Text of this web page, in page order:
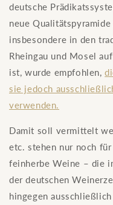
deutsche
neue
insbesondere in den
Rheingau und Mosel
ist, wurde empfohlen,
sie jedoch
verwenden.
Damit soll vermittelt
etc. stehen nur noch
feinherbe Weine – die
der deutschen
hingegen